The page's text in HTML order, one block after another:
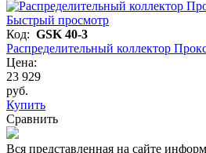
Быстрый просмотр
Код: GSK 40-3
Распределительный коллектор
Цена:
23 929
руб.
Купить
Сравнить
Вся представленная на сайте